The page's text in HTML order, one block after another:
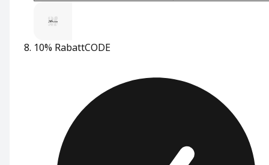
10% RabattCODE